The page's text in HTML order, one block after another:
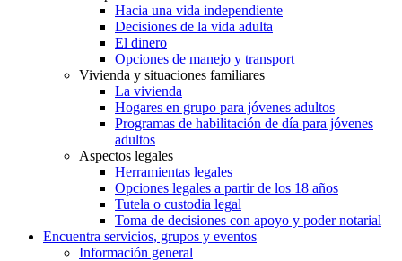
Hacia una vida independiente
Decisiones de la vida adulta
El dinero
Opciones de manejo y transport
Vivienda y situaciones familiares
La vivienda
Hogares en grupo para jóvenes adultos
Programas de habilitación de día para jóvenes
adultos
Aspectos legales
Herramientas legales
Opciones legales a partir de los 18 años
Tutela o custodia legal
Toma de decisiones con apoyo y poder notarial
Encuentra servicios, grupos y eventos
Información general